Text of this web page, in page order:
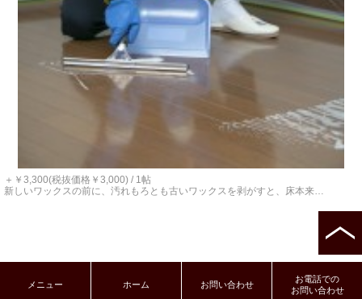
＋￥3,300(税抜価格￥3,000) / 1帖
新しいワックスの前に、汚れもろとも古いワックスを剥がすと、床本来…
メニュー ホーム お問い合わせ
お電話での
お問い合わせ